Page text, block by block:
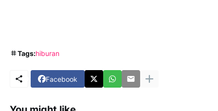
Tags:hiburan
Facebook